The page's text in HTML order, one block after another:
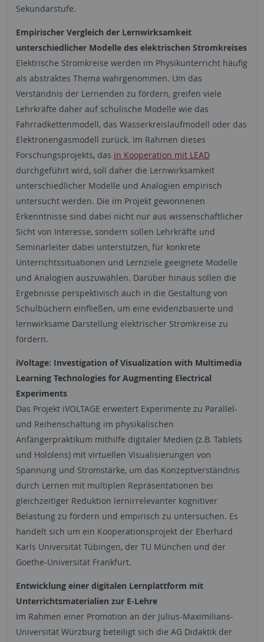
Sekundarstufe.
Empirischer Vergleich der Lernwirksamkeit
unterschiedlicher Modelle des elektrischen Stromkreises
Elektrische Stromkreise werden im Physikunterricht häufig
als abstraktes Thema wahrgenommen. Um das
Verständnis der Lernenden zu fördern, greifen viele
Lehrkräfte daher auf schulische Modelle wie das
Fahrradkettenmodell, das Wasserkreislaufmodell oder das
Elektronengasmodell zurück. Im Rahmen dieses
Forschungsprojekts, das in Kooperation mit LEAD
durchgeführt wird, soll daher die Lernwirksamkeit
unterschiedlicher Modelle und Analogien empirisch
untersucht werden. Die im Projekt gewonnenen
Erkenntnisse sind dabei nicht nur aus wissenschaftlicher
Sicht von Interesse, sondern sollen Lehrkräfte und
Seminarleiter dabei unterstützen, für konkrete
Unterrichtssituationen und Lernziele geeignete Modelle
und Analogien auszuwählen. Darüber hinaus sollen die
Ergebnisse perspektivisch auch in die Gestaltung von
Schulbüchern einfließen, um eine evidenzbasierte und
lernwirksame Darstellung elektrischer Stromkreise zu
fördern.
iVoltage: Investigation of Visualization with Multimedia
Learning Technologies for Augmenting Electrical
Experiments
Das Projekt iVOLTAGE erweitert Experimente zu Parallel-
und Reihenschaltung im physikalischen
Anfängerpraktikum mithilfe digitaler Medien (z.B. Tablets
und Hololens) mit virtuellen Visualisierungen von
Spannung und Stromstärke, um das Konzeptverständnis
durch Lernen mit multiplen Repräsentationen bei
gleichzeitiger Reduktion lernirrelevanter kognitiver
Belastung zu fördern und empirisch zu untersuchen. Es
handelt sich um ein Kooperationsprojekt der Eberhard
Karls Universität Tübingen, der TU München und der
Goethe-Universität Frankfurt.
Entwicklung einer digitalen Lernplattform mit
Unterrichtsmaterialien zur E-Lehre
Im Rahmen einer Promotion an der Julius-Maximilians-
Universität Würzburg beteiligt sich die AG Didaktik der